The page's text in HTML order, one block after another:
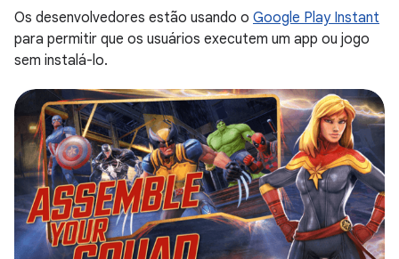
Os desenvolvedores estão usando o Google Play Instant
para permitir que os usuários executem um app ou jogo
sem instalá-lo.